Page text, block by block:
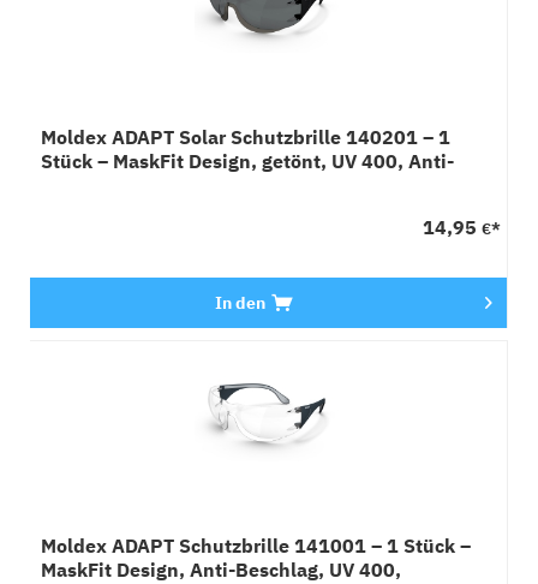
Moldex ADAPT Solar Schutzbrille 140201 – 1
Stück – MaskFit Design, getönt, UV 400, Anti-
14,95 €*
In den
Moldex ADAPT Schutzbrille 141001 – 1 Stück –
MaskFit Design, Anti-Beschlag, UV 400,